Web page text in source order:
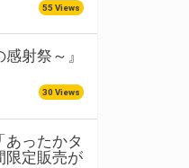
55 Views
射祭～』
30 Views
ったかタ
限定販売が